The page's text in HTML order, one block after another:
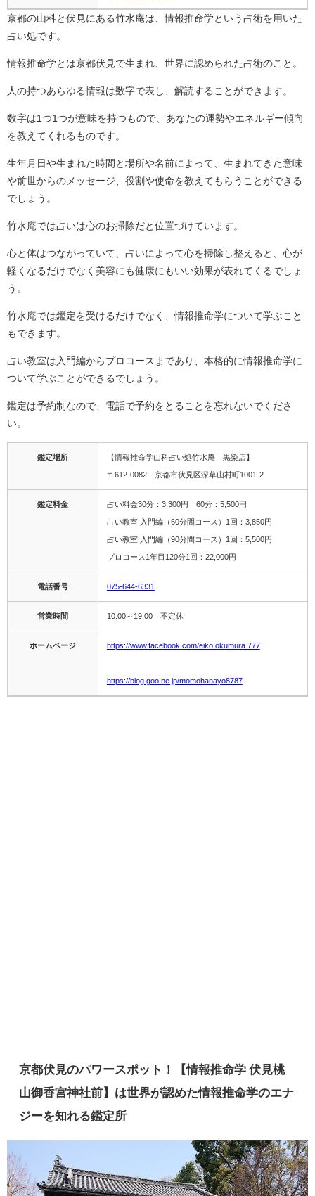
京都の山科と伏見にある竹水庵は、情報推命学という占術を用いた
占い処です。
情報推命学とは京都伏見で生まれ、世界に認められた占術のこと。
人の持つあらゆる情報は数字で表し、解読することができます。
数字は1つ1つが意味を持つもので、あなたの運勢やエネルギー傾向
を教えてくれるものです。
生年月日や生まれた時間と場所や名前によって、生まれてきた意味
や前世からのメッセージ、役割や使命を教えてもらうことができる
でしょう。
竹水庵では占いは心のお掃除だと位置づけています。
心と体はつながっていて、占いによって心を掃除し整えると、心が
軽くなるだけでなく美容にも健康にもいい効果が表れてくるでしょ
う。
竹水庵では鑑定を受けるだけでなく、情報推命学について学ぶこと
もできます。
占い教室は入門編からプロコースまであり、本格的に情報推命学に
ついて学ぶことができるでしょう。
鑑定は予約制なので、電話で予約をとることを忘れないでくださ
い。
鑑定場所 【情報推命学山科占い処竹水庵 黒染店】
〒612-0082 京都市伏見区深草山村町1001-2
鑑定料金 占い料金30分：3,300円 60分：5,500円
占い教室 入門編（60分間コース）1回：3,850円
占い教室 入門編（90分間コース）1回：5,500円
プロコース1年目120分1回：22,000円
電話番号 075-644-6331
営業時間 10:00～19:00 不定休
ホームページ https://www.facebook.com/eiko.okumura.777
https://blog.goo.ne.jp/momohanayo8787
京都伏見のパワースポット！【情報推命学 伏見桃
山御香宮神社前】は世界が認めた情報推命学のエナ
ジーを知れる鑑定所